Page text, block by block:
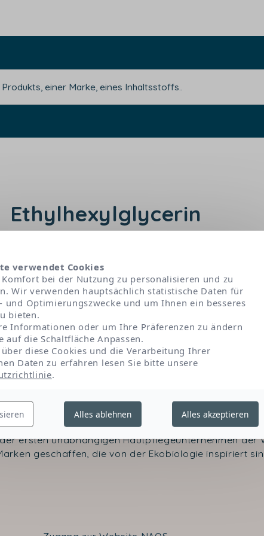
Ethylhexylglycerin
um die Homogenität und Stabilität der Textur
ersten unabhängigen Hautpflegeunternehmen der
geschaffen, die von der Ekobiologie inspiriert
verwendet Cookies
bei der Nutzung zu personalisieren und zu
Wir verwenden hauptsächlich statistische Daten für
und Optimierungszwecke und um Ihnen ein besseres
bieten.
Informationen oder um Ihre Präferenzen zu ändern
auf die Schaltfläche Anpassen.
diese Cookies und die Verarbeitung Ihrer
Daten zu erfahren lesen Sie bitte unsere
.
Alles ablehnen Alles akzeptieren